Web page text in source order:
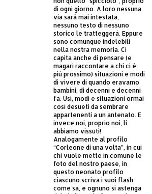
di ogni giorno. A loro nessuna
via sarà mai intestata,
nessuno testo di nessuno
storico le tratteggerà. Eppure
sono comunque indelebili
nella nostra memoria. Ci
capita anche di pensare (e
magari raccontare a chi ci è
più prossimo) situazioni e modi
di vivere di quando eravamo
bambini, di decenni e decenni
fa. Usi, modi e situazioni ormai
così desueti da sembrare
appartenenti a un antenato. E
invece noi, proprio noi, li
abbiamo vissuti!
Analogamente al profilo
“Corleone di una volta”, in cui
chi vuole mette in comune le
foto del nostro paese, in
questo neonato profilo
ciascuno scriva i suoi flash
come sa, e ognuno si astenga